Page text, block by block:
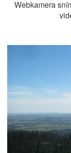
Webkamera